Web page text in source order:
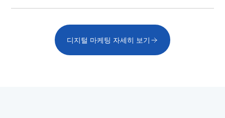
디지털 마케팅 자세히 보기